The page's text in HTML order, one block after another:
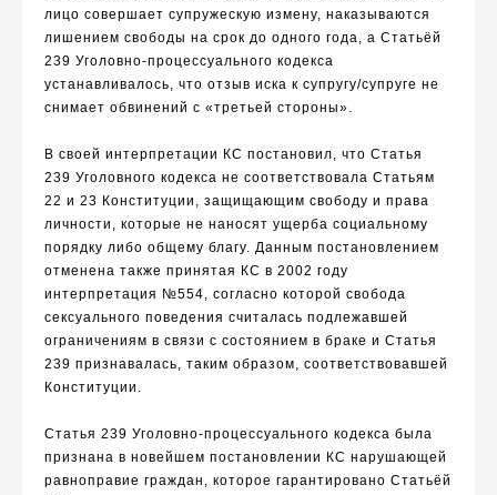
лицо совершает супружескую измену, наказываются
лишением свободы на срок до одного года, а Статьёй
239 Уголовно-процессуального кодекса
устанавливалось, что отзыв иска к супругу/супруге не
снимает обвинений с «третьей стороны».
В своей интерпретации КС постановил, что Статья
239 Уголовного кодекса не соответствовала Статьям
22 и 23 Конституции, защищающим свободу и права
личности, которые не наносят ущерба социальному
порядку либо общему благу. Данным постановлением
отменена также принятая КС в 2002 году
интерпретация №554, согласно которой свобода
сексуального поведения считалась подлежавшей
ограничениям в связи с состоянием в браке и Статья
239 признавалась, таким образом, соответствовавшей
Конституции.
Статья 239 Уголовно-процессуального кодекса была
признана в новейшем постановлении КС нарушающей
равноправие граждан, которое гарантировано Статьёй